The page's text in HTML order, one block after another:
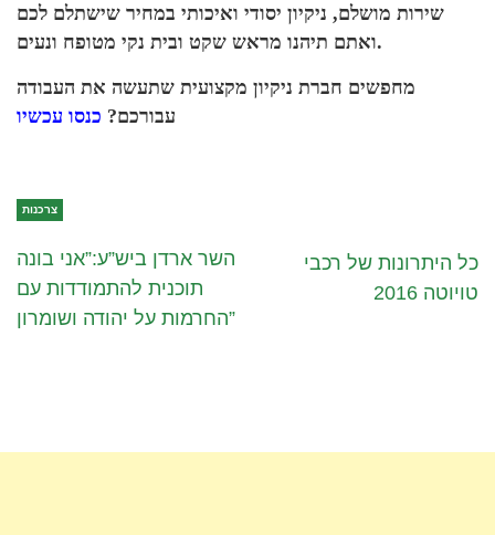
שירות מושלם, ניקיון יסודי ואיכותי במחיר שישתלם לכם
ואתם תיהנו מראש שקט ובית נקי מטופח ונעים.
מחפשים חברת ניקיון מקצועית שתעשה את העבודה
עבורכם? כנסו עכשיו
צרכנות
השר ארדן ביש”ע:”אני בונה
תוכנית להתמודדות עם
החרמות על יהודה ושומרון”
כל היתרונות של רכבי
טויוטה 2016